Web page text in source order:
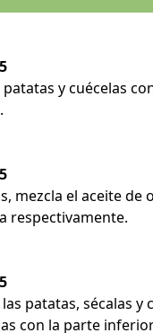
patatas y cuécelas
mezcla el aceite de
respectivamente.
patatas, sécalas
con la parte